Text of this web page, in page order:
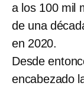
a los 100 mil
de una
en 2020.
Desde
encabezado